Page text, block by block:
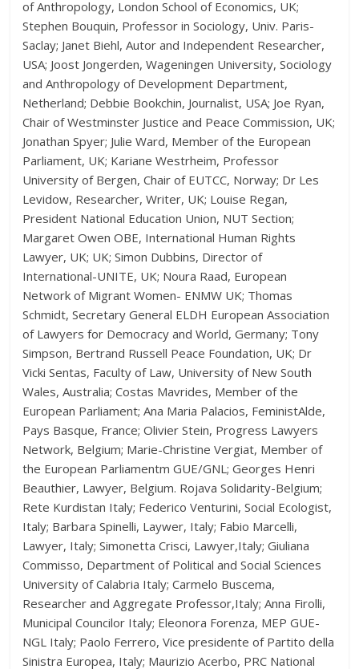
of Anthropology, London School of Economics, UK;
Stephen Bouquin, Professor in Sociology, Univ. Paris-
Saclay; Janet Biehl, Autor and Independent Researcher,
USA; Joost Jongerden, Wageningen University, Sociology
and Anthropology of Development Department,
Netherland; Debbie Bookchin, Journalist, USA; Joe Ryan,
Chair of Westminster Justice and Peace Commission, UK;
Jonathan Spyer; Julie Ward, Member of the European
Parliament, UK; Kariane Westrheim, Professor
University of Bergen, Chair of EUTCC, Norway; Dr Les
Levidow, Researcher, Writer, UK; Louise Regan,
President National Education Union, NUT Section;
Margaret Owen OBE, International Human Rights
Lawyer, UK; UK; Simon Dubbins, Director of
International-UNITE, UK; Noura Raad, European
Network of Migrant Women- ENMW UK; Thomas
Schmidt, Secretary General ELDH European Association
of Lawyers for Democracy and World, Germany; Tony
Simpson, Bertrand Russell Peace Foundation, UK; Dr
Vicki Sentas, Faculty of Law, University of New South
Wales, Australia; Costas Mavrides, Member of the
European Parliament; Ana Maria Palacios, FeministAlde,
Pays Basque, France; Olivier Stein, Progress Lawyers
Network, Belgium; Marie-Christine Vergiat, Member of
the European Parliamentm GUE/GNL; Georges Henri
Beauthier, Lawyer, Belgium. Rojava Solidarity-Belgium;
Rete Kurdistan Italy; Federico Venturini, Social Ecologist,
Italy; Barbara Spinelli, Laywer, Italy; Fabio Marcelli,
Lawyer, Italy; Simonetta Crisci, Lawyer,Italy; Giuliana
Commisso, Department of Political and Social Sciences
University of Calabria Italy; Carmelo Buscema,
Researcher and Aggregate Professor,Italy; Anna Firolli,
Municipal Councilor Italy; Eleonora Forenza, MEP GUE-
NGL Italy; Paolo Ferrero, Vice presidente of Partito della
Sinistra Europea, Italy; Maurizio Acerbo, PRC National